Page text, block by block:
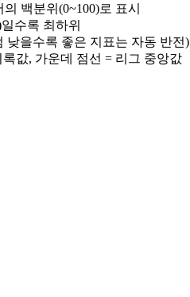
백분위(0~100)로 표시
수록 최하위
낮을수록 좋은 지표는 자동 반전)
값, 가운데 점선 = 리그 중앙값